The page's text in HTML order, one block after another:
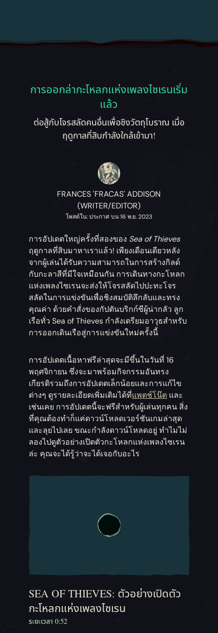
การออกล่ากะโหลกแห่งเพลงไซเรนเริ่ม
แล้ว
ต่อสู้กับโจรสลัดคนอื่นเพื่อชิงวัตถุโบราณ เมื่อ
ฤดูกาลที่สิบกำลังใกล้เข้ามา!
FRANCES 'FRACAS' ADDISON
(WRITER/EDITOR)
โพสต์ใน: ประกาศ บน 16 พ.ย. 2023
การอัปเดตใหญ่ครั้งที่สองของ Sea of Thieves
ฤดูกาลที่สิบมาหาเราแล้ว! เพียงเดือนเดียวหลัง
จากผู้เล่นได้รับความสามารถในการสร้างกิลด์
กับกะลาสีที่มีใจเหมือนกัน การเดินทางกะโหลก
แห่งเพลงไซเรนจะส่งให้โจรสลัดไปปะทะโจร
สลัดในการแข่งขันเพื่อชิงสมบัติลึกลับและทรง
คุณค่า ด้วยคำสั่งของกัปตันบริกก์ซีผู้น่ากลัว ลูก
เรือทั่ว Sea of Thieves กำลังเตรียมอาวุธสำหรับ
การออกเดินเรือสู่การแข่งขันใหม่ครั้งนี้
การอัปเดตเนื้อหาฟรีล่าสุดจะมีขึ้นในวันที่ 16
พฤศจิกายน ซึ่งจะมาพร้อมกิจกรรมอันทรง
เกียรติรวมถึงการอัปเดตเล็กน้อยและการแก้ไข
ต่างๆ ดูรายละเอียดเพิ่มเติมได้ที่แพตช์โน๊ต และ
เช่นเคย การอัปเดตนี้จะฟรีสำหรับผู้เล่นทุกคน สิ่ง
ที่คุณต้องทำก็แค่ดาวน์โหลดเวอร์ชันเกมล่าสุด
และลุยไปเลย ขณะกำลังดาวน์โหลดอยู่ ทำไมไม่
ลองไปดูตัวอย่างเปิดตัวกะโหลกแห่งเพลงไซเรน
ล่ะ คุณจะได้รู้ว่าจะได้เจอกับอะไร
SEA OF THIEVES: ตัวอย่างเปิดตัว
กะโหลกแห่งเพลงไซเรน
ระยะเวลา 0:52